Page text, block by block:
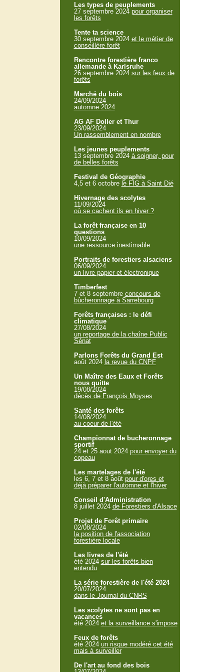
Les types de peuplements
27 septembre 2024 pour organiser
les forêts
Tente ta science
30 septembre 2024 et le métier de
conseillère forêt
Rencontre forestière franco
allemande à Karlsruhe
26 septembre 2024 sur les feux de
forêts
Marché du bois
24/09/2024
automne 2024
AG AF Doller et Thur
23/09/2024
Un rassemblement en nombre
Les jeunes peuplements
13 septembre 2024 à soigner, pour
de belles forêts
Festival de Géographie
4,5 et 6 octobre le FIG à Saint Dié
Hivernage des scolytes
11/09/2024
où se cachent ils en hiver ?
La forêt française en 10
questions
10/09/2024
une ressource inestimable
Portraits de forestiers alsaciens
06/09/2024
un livre papier et électronique
Timberfest
7 et 8 septembre concours de
bûcheronnage à Sarrebourg
Forêts françaises : le défi
climatique
27/08/2024
un reportage de la chaîne Public
Sénat
Parlons Forêts du Grand Est
août 2024 la revue du CNPF
Un Maître des Eaux et Forêts
nous quitte
19/08/2024
décès de François Moyses
Santé des forêts
14/08/2024
au coeur de l'été
Championnat de bucheronnage
sportif
24 et 25 aout 2024 pour envoyer du
copeau
Les martelages de l'été
les 6, 7 et 8 août pour d'ores et
déjà préparer l'automne et l'hiver
Conseil d'Administration
8 juillet 2024 de Forestiers d'Alsace
Projet de Forêt primaire
02/08/2024
la position de l'association
forestière locale
Les livres de l'été
été 2024 sur les forêts bien
entendu
La série forestière de l'été 2024
20/07/2024
dans le Journal du CNRS
Les scolytes ne sont pas en
vacances
été 2024 et la surveillance s'impose
Feux de forêts
été 2024 un risque modéré cet été
mais à surveiller
De l'art au fond des bois